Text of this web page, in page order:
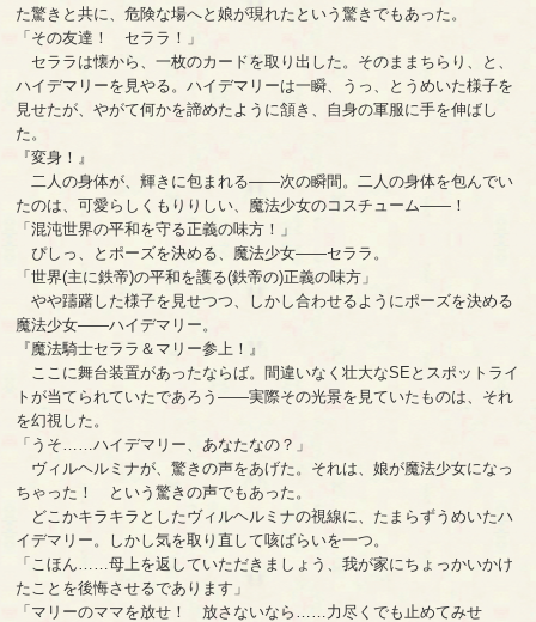
た驚きと共に、危険な場へと娘が現れたという驚きでもあった。
「その友達！ セララ！」
セララは懐から、一枚のカードを取り出した。そのままちらり、と、
ハイデマリーを見やる。ハイデマリーは一瞬、うっ、とうめいた様子を
見せたが、やがて何かを諦めたように頷き、自身の軍服に手を伸ばし
た。
『変身！』
二人の身体が、輝きに包まれる――次の瞬間。二人の身体を包んでい
たのは、可愛らしくもりりしい、魔法少女のコスチューム――！
「混沌世界の平和を守る正義の味方！」
ぴしっ、とポーズを決める、魔法少女――セララ。
「世界(主に鉄帝)の平和を護る(鉄帝の)正義の味方」
やや躊躇した様子を見せつつ、しかし合わせるようにポーズを決める
魔法少女――ハイデマリー。
『魔法騎士セララ＆マリー参上！』
ここに舞台装置があったならば。間違いなく壮大なSEとスポットライ
トが当てられていたであろう――実際その光景を見ていたものは、それ
を幻視した。
「うそ……ハイデマリー、あなたなの？」
ヴィルヘルミナが、驚きの声をあげた。それは、娘が魔法少女になっ
ちゃった！ という驚きの声でもあった。
どこかキラキラとしたヴィルヘルミナの視線に、たまらずうめいたハ
イデマリー。しかし気を取り直して咳ばらいを一つ。
「こほん……母上を返していただきましょう、我が家にちょっかいかけ
たことを後悔させるであります」
「マリーのママを放せ！ 放さないなら……力尽くでも止めてみせ